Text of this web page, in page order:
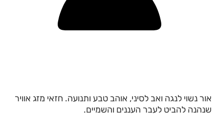
אור נשוי לנגה ואב לסיני, אוהב טבע ותנועה. חזאי מזג אוויר
שנהנה להביט לעבר העננים והשמיים.